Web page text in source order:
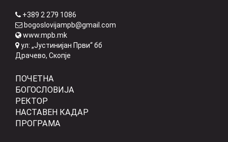
+389 2 279 1086
bogoslovijampb@gmail.com
www.mpb.mk
ул: „Јустинијан Први“ бб
Драчево, Скопје
ПОЧЕТНА
БОГОСЛОВИЈА
РЕКТОР
НАСТАВЕН КАДАР
ПРОГРАМА